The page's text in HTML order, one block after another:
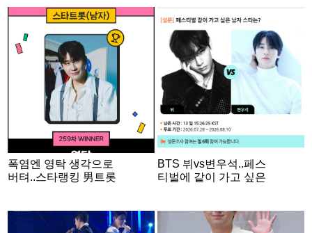
폭염엔 영탁 생각으로
버텨..스타랭킹 男트롯
BTS 뷔vs변우석..페스
티벌에 같이 가고 싶은